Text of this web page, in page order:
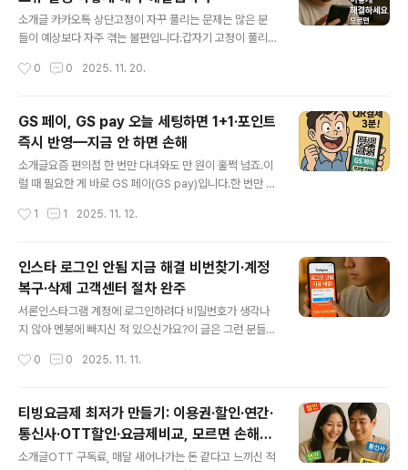
소개글 카카오톡 상단고정이 자꾸 풀리는 문제는 많은 분
들이 예상보다 자주 겪는 불편입니다.갑자기 고정이 풀리
현상이 반복되는지 궁금함만 더 커지곤 합니다.이번 글에
생하는 변화나 오픈채팅에서 발생하는 고정 불안정 문제처
럼 놓치기 쉬운 부분까지 함께 설명드립니다.이 글을 읽으
시면 이제는 상단고정이 왜 풀리는지, 그리고 어떻게 다시
안정적으로 고정할 수 있는지 명확하게 파악하실 수 있을
확히 점검하기 카톡에서 상단고정을 해뒀는데도 자꾸 풀리
0 0 2025. 11. 20.
GS 페이, GS pay 오늘 세팅하면 1+1·포인트
즉시 반영—지금 안 하면 손해
소개글요즘 편의점 한 번만 다녀와도 만 원이 훌쩍 넘죠.이
럴 때 필요한 게 바로 GS 페이(GS pay)입니다.한 번만 등
제 혜택이 자동으로 따라와요.결제할 때마다 포인트가 쌓
죠.예를 들어, GS25에서 GS 페이로 결제하면 음료 1+1
행사 상품이 자동 할인되고, 2%의 포인트가 적립돼요.그
포인트는 다음 결제 때 현금처럼 바로 쓸 수 있습니다.설치
도 아주 간단해요.앱스토어에서 ‘우리동네GS’를 검색하고,
로그인 후 결제수단만 등록하면 끝이에요.카드든 계좌든
니다.게다가 GS 페이는 GS 더프레시, GS SHOP, 와인2
1 1 2025. 11. 12.
인스타 로그인 안됨 지금 해결 비번찾기·계정
복구·삭제 고객센터 절차 완주
서론인스타그램 계정에 로그인하려다 비밀번호가 생각나
지 않아 멘붕에 빠지신 적 있으신가요?이 글은 그런 분들을
설정, 고객센터 절차, 그리고 계정 삭제까지 전 과정을 자세
니라, 전화번호나 이메일이 바뀌어 복구가 안 되는 경우, 혹
은 ‘흑역사 계정을 당장 삭제하고 싶은데 로그인조차 안 되
는 상황’까지 실제 사례를 기반으로 해결법을 정리했습니
다.하루라도 빨리 계정을 복구하거나 완전히 삭제하고 싶
0 0 2025. 11. 11.
티빙요금제 최저가 만들기: 이용권·할인·연간·
통신사·OTT할인·요금제비교, 모르면 손해보
게됨!
소개글OTT 구독료, 매달 새어나가는 돈 같다고 느끼신 적